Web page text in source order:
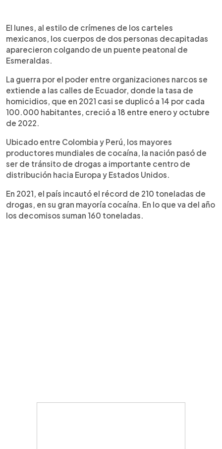
El lunes, al estilo de crímenes de los carteles
mexicanos, los cuerpos de dos personas decapitadas
aparecieron colgando de un puente peatonal de
Esmeraldas.
La guerra por el poder entre organizaciones narcos se
extiende a las calles de Ecuador, donde la tasa de
homicidios, que en 2021 casi se duplicó a 14 por cada
100.000 habitantes, creció a 18 entre enero y octubre
de 2022.
Ubicado entre Colombia y Perú, los mayores
productores mundiales de cocaína, la nación pasó de
ser de tránsito de drogas a importante centro de
distribución hacia Europa y Estados Unidos.
En 2021, el país incautó el récord de 210 toneladas de
drogas, en su gran mayoría cocaína. En lo que va del año
los decomisos suman 160 toneladas.